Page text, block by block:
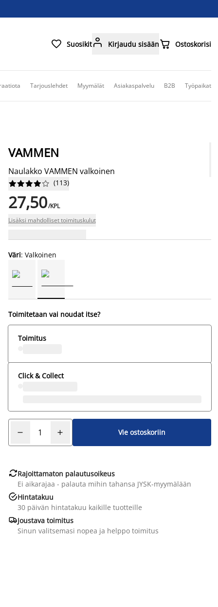
 Suosikit Kirjaudu sisään Ostoskorisi
Tarjouslehdet Myymälät Asiakaspalvelu B2B Työpaikat
VAMMEN
Naulakko VAMMEN valkoinen





 (113)
27,50/KPL
Lisäksi mahdolliset toimituskulut
Väri: Valkoinen
Toimitetaan vai noudat itse?
Toimitus
Click & Collect
Vie ostoskoriin
Rajoittamaton palautusoikeus
Ei aikarajaa - palauta mihin tahansa JYSK-myymälään
Hintatakuu
30 päivän hintatakuu kaikille tuotteille
Joustava toimitus
Sinun valitsemasi nopea ja helppo toimitus